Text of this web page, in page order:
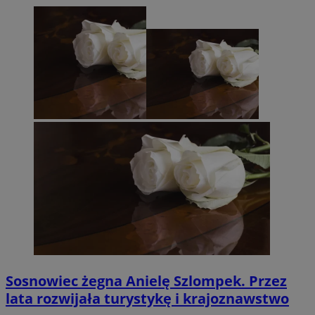
Sosnowiec żegna Anielę Szlompek. Przez
lata rozwijała turystykę i krajoznawstwo